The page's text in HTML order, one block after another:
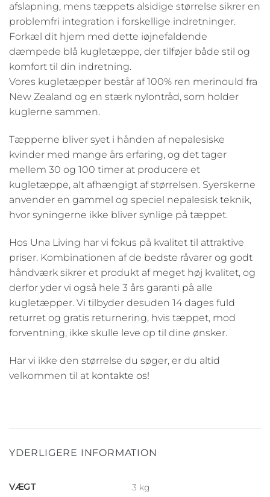
afslapning, mens tæppets alsidige størrelse sikrer en
problemfri integration i forskellige indretninger.
Forkæl dit hjem med dette iøjnefaldende
dæmpede blå kugletæppe, der tilføjer både stil og
komfort til din indretning.
Vores kugletæpper består af 100% ren merinould fra
New Zealand og en stærk nylontråd, som holder
kuglerne sammen.
Tæpperne bliver syet i hånden af nepalesiske
kvinder med mange års erfaring, og det tager
mellem 30 og 100 timer at producere et
kugletæppe, alt afhængigt af størrelsen. Syerskerne
anvender en gammel og speciel nepalesisk teknik,
hvor syningerne ikke bliver synlige på tæppet.
Hos Una Living har vi fokus på kvalitet til attraktive
priser. Kombinationen af de bedste råvarer og godt
håndværk sikrer et produkt af meget høj kvalitet, og
derfor yder vi også hele 3 års garanti på alle
kugletæpper. Vi tilbyder desuden 14 dages fuld
returret og gratis returnering, hvis tæppet, mod
forventning, ikke skulle leve op til dine ønsker.
Har vi ikke den størrelse du søger, er du altid
velkommen til at kontakte os!
YDERLIGERE INFORMATION
VÆGT 3 kg